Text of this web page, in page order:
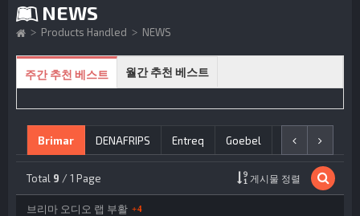
NEWS
Products Handled NEWS
주간 추천 베스트 월간 추천 베스트
NEWS 분류 목록
현재 분류
Brimar DENAFRIPS Entreq Goebel LightHarmonic
이전 분류다음 분
Total 9 / 1 Page 게시물 정렬 게시
브리마 오디오 랩 부활 댓글
4